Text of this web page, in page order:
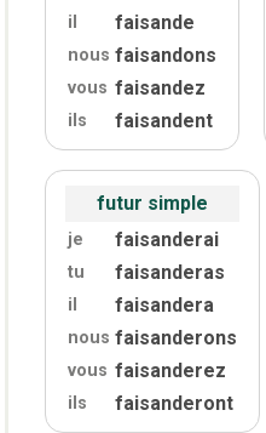
il faisande
nous faisandons
vous faisandez
ils faisandent
futur simple
je faisanderai
tu faisanderas
il faisandera
nous faisanderons
vous faisanderez
ils faisanderont